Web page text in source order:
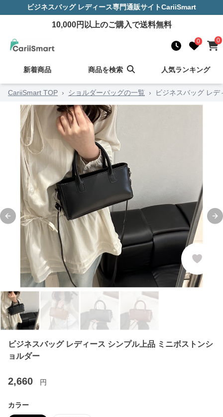
ビジネスバッグ レディース専門通販サイトCariiSmart
10,000円以上のご購入で送料無料
0 0
新着商品 商品を検索 人気ランキング
CariiSmart TOP › ショルダーバッグの一覧 › ビジネスバッグ レ
Previous slide
ビジネスバッグ レディース シンプル上品 ミニボストンシ
ョルダー
2,660 円
カラー